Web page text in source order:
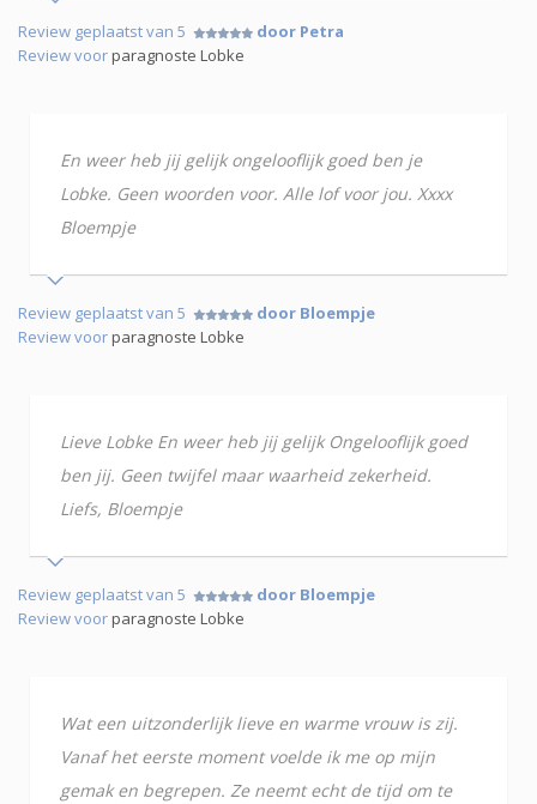
Review geplaatst van 5
door Petra
Review voorparagnoste Lobke
En weer heb jij gelijk ongelooflijk goed ben je
Lobke. Geen woorden voor. Alle lof voor jou. Xxxx
Bloempje
Review geplaatst van 5
door Bloempje
Review voorparagnoste Lobke
Lieve Lobke En weer heb jij gelijk Ongelooflijk goed
ben jij. Geen twijfel maar waarheid zekerheid.
Liefs, Bloempje
Review geplaatst van 5
door Bloempje
Review voorparagnoste Lobke
Wat een uitzonderlijk lieve en warme vrouw is zij.
Vanaf het eerste moment voelde ik me op mijn
gemak en begrepen. Ze neemt echt de tijd om te